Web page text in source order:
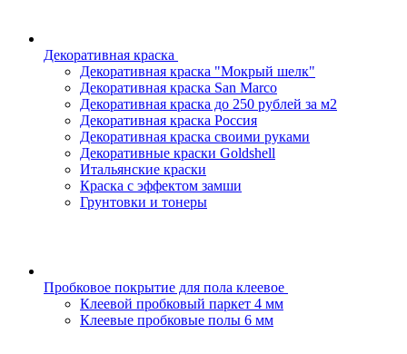
Декоративная краска
Декоративная краска "Мокрый шелк"
Декоративная краска San Marco
Декоративная краска до 250 рублей за м2
Декоративная краска Россия
Декоративная краска своими руками
Декоративные краски Goldshell
Итальянские краски
Краска с эффектом замши
Грунтовки и тонеры
Пробковое покрытие для пола клеевое
Клеевой пробковый паркет 4 мм
Клеевые пробковые полы 6 мм